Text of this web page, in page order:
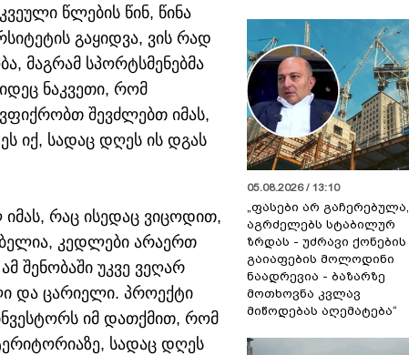
წლების წინ, წინა
გაყიდვა, ვის რად
მაგრამ სპორტსმენებმა
ნაკვეთი, რომ
შევძლებთ იმას,
იქ, სადაც დღეს ის დგას
რაც ისედაც ვიცოდით,
კედლები არაერთ
შენობაში უკვე ვეღარ
და ცარიელი. პროექტი
იმ დათქმით, რომ
სადაც დღეს
05.08.2026 / 13:10
„ფასები არ გაჩერებულა,
აგრძელებს სტაბილურ
ზრდას - უძრავი ქონების
გაიაფების მოლოდინი
ნაადრევია - ბაზარზე
მოთხოვნა კვლავ
მიწოდებას აღემატება“